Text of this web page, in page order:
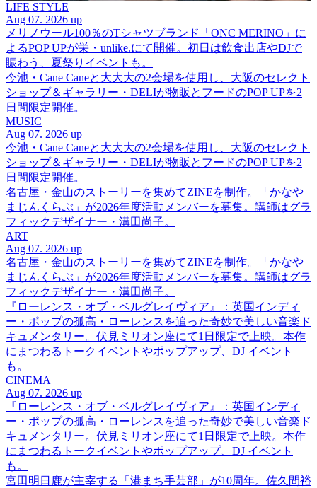
LIFE STYLE
Aug 07. 2026 up
メリノウール100％のTシャツブランド「ONC MERINO」に
よるPOP UPが栄・unlike.にて開催。初日は飲食出店やDJで
賑わう、夏祭りイベントも。
今池・Cane Caneと大大大の2会場を使用し、大阪のセレクト
ショップ＆ギャラリー・DELIが物販とフードのPOP UPを2
日間限定開催。
MUSIC
Aug 07. 2026 up
今池・Cane Caneと大大大の2会場を使用し、大阪のセレクト
ショップ＆ギャラリー・DELIが物販とフードのPOP UPを2
日間限定開催。
名古屋・金山のストーリーを集めてZINEを制作。「かなや
まじんくらぶ」が2026年度活動メンバーを募集。講師はグラ
フィックデザイナー・溝田尚子。
ART
Aug 07. 2026 up
名古屋・金山のストーリーを集めてZINEを制作。「かなや
まじんくらぶ」が2026年度活動メンバーを募集。講師はグラ
フィックデザイナー・溝田尚子。
『ローレンス・オブ・ベルグレイヴィア』：英国インディ
ー・ポップの孤高・ローレンスを追った奇妙で美しい音楽ド
キュメンタリー。伏見ミリオン座にて1日限定で上映。本作
にまつわるトークイベントやポップアップ、DJ イベント
も。
CINEMA
Aug 07. 2026 up
『ローレンス・オブ・ベルグレイヴィア』：英国インディ
ー・ポップの孤高・ローレンスを追った奇妙で美しい音楽ド
キュメンタリー。伏見ミリオン座にて1日限定で上映。本作
にまつわるトークイベントやポップアップ、DJ イベント
も。
宮田明日鹿が主宰する「港まち手芸部」が10周年。佐久間裕